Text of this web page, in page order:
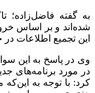
شده‌اند و بر اساس
این تجمیع اطلاعات
وی در پاسخ به این
کرد: با توجه به این‌که